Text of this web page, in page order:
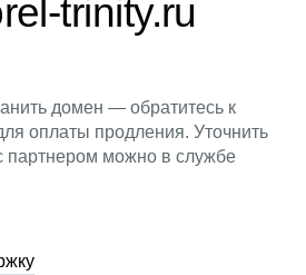
trinity.ru
домен — обратитесь к
оплаты продления. Уточнить
партнером можно в службе